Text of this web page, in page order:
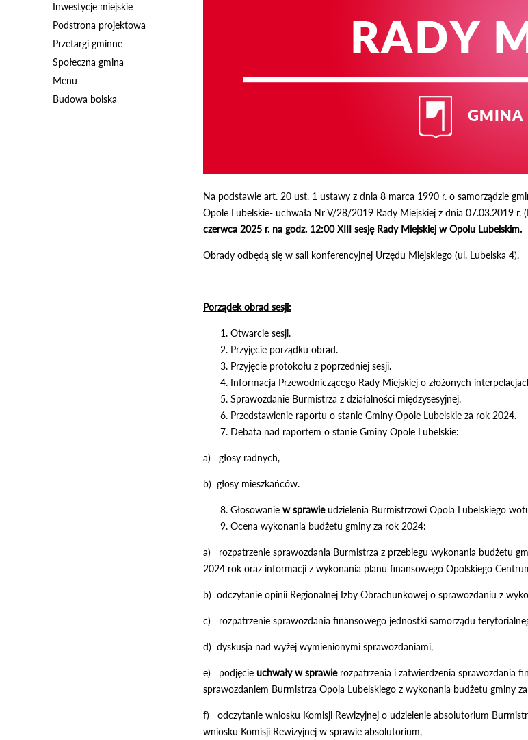
Inwestycje miejskie
Podstrona projektowa
Przetargi gminne
Społeczna gmina
Menu
Budowa boiska
Na podstawie art. 20 ust. 1 ustawy z dnia 8 marca 1990 r. o samorządzie
Opole Lubelskie- uchwała Nr V/28/2019 Rady Miejskiej z dnia 07.03.2019 r.
czerwca 2025 r. na godz. 12:00 XIII sesję Rady Miejskiej w Opolu Lubelskim.
Obrady odbędą się w sali konferencyjnej Urzędu Miejskiego (ul. Lubelska 4).
Porządek obrad sesji:
Otwarcie sesji.
Przyjęcie porządku obrad.
Przyjęcie protokołu z poprzedniej sesji.
Informacja Przewodniczącego Rady Miejskiej o złożonych
Sprawozdanie Burmistrza z działalności międzysesyjnej.
Przedstawienie raportu o stanie Gminy Opole Lubelskie za rok 2024.
Debata nad raportem o stanie Gminy Opole Lubelskie:
a) głosy radnych,
b) głosy mieszkańców.
Głosowanie w sprawieudzielenia Burmistrzowi Opola Lubelskiego
Ocena wykonania budżetu gminy za rok 2024:
a) rozpatrzenie sprawozdania Burmistrza z przebiegu wykonania budżetu
2024 rok oraz informacji z wykonania planu finansowego Opolskiego
b) odczytanie opinii Regionalnej Izby Obrachunkowej o sprawozdaniu z
c) rozpatrzenie sprawozdania finansowego jednostki samorządu
d) dyskusja nad wyżej wymienionymi sprawozdaniami,
e) podjęcie uchwały w sprawierozpatrzenia i zatwierdzenia sprawozdania
sprawozdaniem Burmistrza Opola Lubelskiego z wykonania budżetu gminy
f) odczytanie wniosku Komisji Rewizyjnej o udzielenie absolutorium
wniosku Komisji Rewizyjnej w sprawie absolutorium,